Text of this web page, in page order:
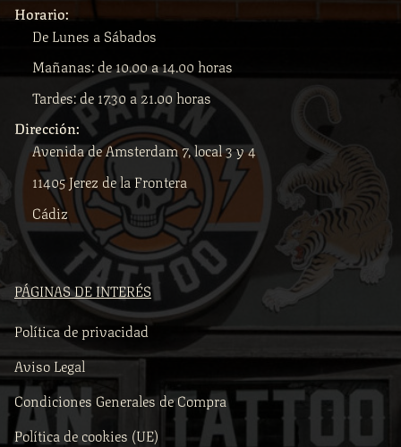
Horario:
De Lunes a Sábados
Mañanas: de 10.00 a 14.00 horas
Tardes: de 17.30 a 21.00 horas
Dirección:
Avenida de Amsterdam 7, local 3 y 4
11405 Jerez de la Frontera
Cádiz
PÁGINAS DE INTERÉS
Política de privacidad
Aviso Legal
Condiciones Generales de Compra
Política de cookies (UE)